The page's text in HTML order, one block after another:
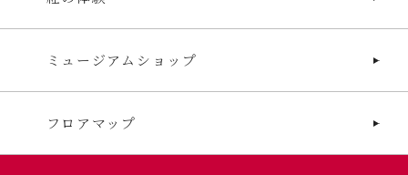
ミュージアムショップ
フロアマップ